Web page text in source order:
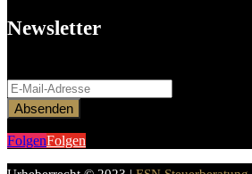
Newsletter
Absenden
FolgenFolgen